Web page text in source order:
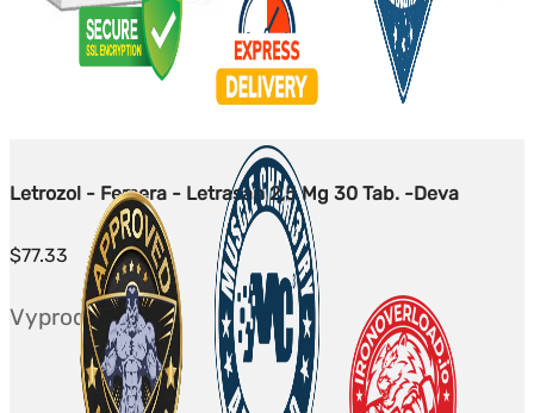
Letrozol - Femera - Letrasan 2,5 Mg 30 Tab. -Deva
$77.33
Vyprodáno